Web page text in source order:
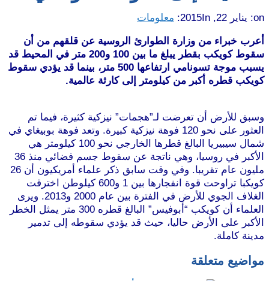
on: يناير 22, 2015 In: معلومات
أعرب خبراء من وزارة الطوارئ الروسية عن قلقهم من أن
سقوط كويكب بقطر يبلغ ما بين 100 و200 متر في المحيط قد
يسبب موجة تسونامي ارتفاعها 500 متر، بينما قد يؤدي سقوط
كويكب قطره أكبر من كيلومتر إلى كارثة عالمية.
وسبق للأرض أن تعرضت لـ”هجمات” نيزكية كثيرة، فيما تم
العثور على نحو 120 فوهة نيزكية كبيرة. وتعد فوهة بوبيغاي في
شمال سيبيريا البالغ قطرها الخارجي نحو 100 كيلومتر هي
الأكبر في روسيا، وهي ناتجة عن سقوط جسم فضائي منذ 36
مليون عام تقريبا. وفي وقت سابق ذكر علماء أمريكيون أن 26
كويكبا تراوحت قوة انفجارها بين 1 و600 كيلوطن اخترقت
الغلاف الجوي للأرض في الفترة بين عام 2000 و2013. ويرى
العلماء أن كويكب “أبوفيس” البالغ قطره 300 متر يمثل الخطر
الأكبر على الأرض حاليا، حيث قد يؤدي سقوطه إلى تدمير
مدينة كاملة.
مواضيع متعلقة